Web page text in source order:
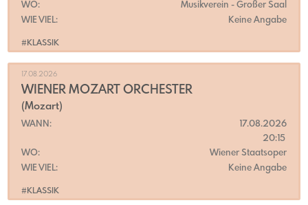
#KLASSIK
WO:
Musikverein - Großer Saal
WIE VIEL:
Keine Angabe
#KLASSIK
17.08.2026
WIENER MOZART ORCHESTER
(Mozart)
WANN:
17.08.2026
20:15
WO:
Wiener Staatsoper
WIE VIEL:
Keine Angabe